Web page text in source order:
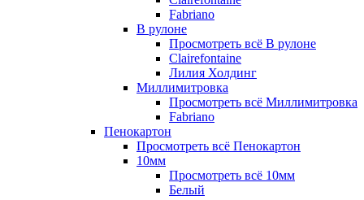
Fabriano
В рулоне
Просмотреть всё В рулоне
Clairefontaine
Лилия Холдинг
Миллимитровка
Просмотреть всё Миллимитровка
Fabriano
Пенокартон
Просмотреть всё Пенокартон
10мм
Просмотреть всё 10мм
Белый